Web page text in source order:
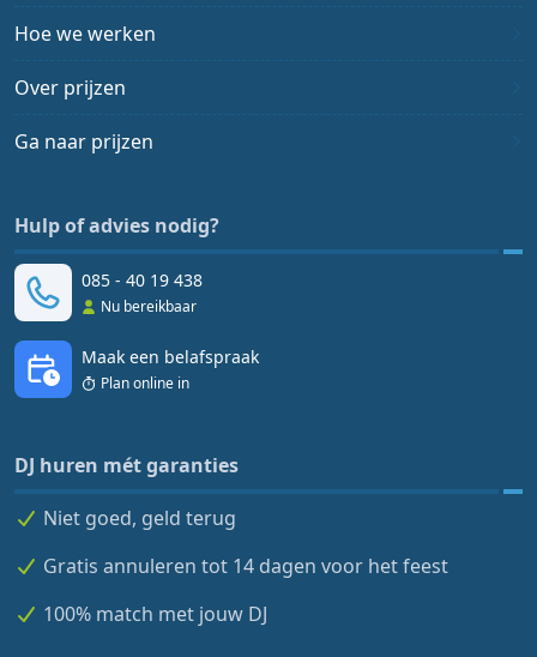
Hoe we werken
Over prijzen
Ga naar prijzen
Hulp of advies nodig?
085 - 40 19 438
Nu bereikbaar
Maak een belafspraak
Plan online in
DJ huren mét garanties
Niet goed, geld terug
Gratis annuleren tot 14 dagen voor het feest
100% match met jouw DJ